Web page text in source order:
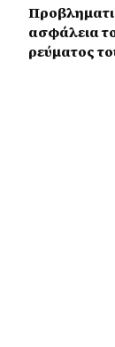
ασφάλεια
ρεύματος